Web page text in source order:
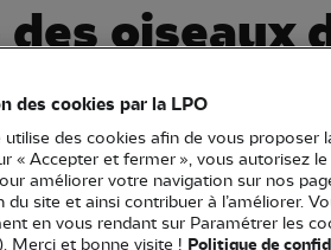
oiseaux
Sortie nature 17 -
des cookies par la LPO
utilise des cookies afin de vous proposer
« Accepter et fermer », vous autorisez
améliorer votre navigation sur nos
du site et ainsi contribuer à l’améliorer.
en vous rendant sur Paramétrer les
Merci et bonne visite ! Politique de